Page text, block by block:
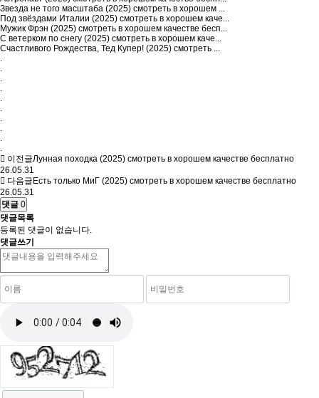
Звезда не того масштаба (2025) смотреть в хорошем ...
Под звёздами Италии (2025) смотреть в хорошем каче...
Мужик Фрэн (2025) смотреть в хорошем качестве бесп...
С ветерком по снегу (2025) смотреть в хорошем каче...
Счастливого Рождества, Тед Купер! (2025) смотреть ...
.
.
.
.
.
.
.
.
.
.
이전글Лунная походка (2025) смотреть в хорошем качестве бесплатно
26.05.31
다음글 Есть только МиГ (2025) смотреть в хорошем качестве бесплатно
26.05.31
댓글 0
댓글목록
등록된 댓글이 없습니다.
댓글쓰기